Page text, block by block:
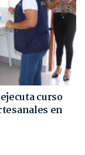
curso
en